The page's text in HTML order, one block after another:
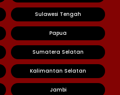
Sulawesi Tengah
Papua
Sumatera Selatan
Kalimantan Selatan
Jambi